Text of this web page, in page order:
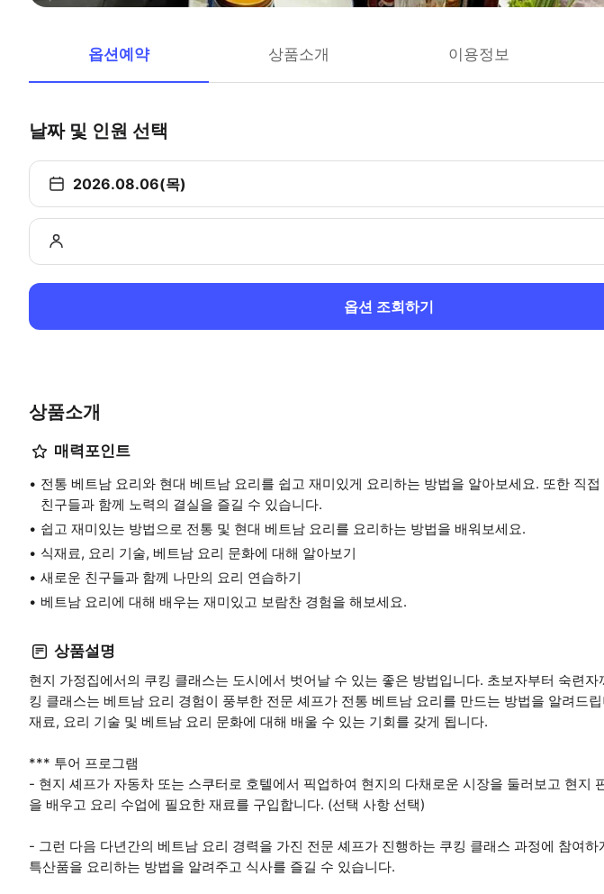
옵션예약 상품소개 이용정보
날짜 및 인원 선택
2026.08.06(목)
옵션 조회하기
상품소개
매력포인트
전통 베트남 요리와 현대 베트남 요리를 쉽고 재미있게 요리하는 방법을 알아보세요. 또한 직
친구들과 함께 노력의 결실을 즐길 수 있습니다.
쉽고 재미있는 방법으로 전통 및 현대 베트남 요리를 요리하는 방법을 배워보세요.
식재료, 요리 기술, 베트남 요리 문화에 대해 알아보기
새로운 친구들과 함께 나만의 요리 연습하기
베트남 요리에 대해 배우는 재미있고 보람찬 경험을 해보세요.
상품설명
현지 가정집에서의 쿠킹 클래스는 도시에서 벗어날 수 있는 좋은 방법입니다. 초보자부터 숙련
킹 클래스는 베트남 요리 경험이 풍부한 전문 셰프가 전통 베트남 요리를 만드는 방법을 알려드
재료, 요리 기술 및 베트남 요리 문화에 대해 배울 수 있는 기회를 갖게 됩니다.
*** 투어 프로그램
- 현지 셰프가 자동차 또는 스쿠터로 호텔에서 픽업하여 현지의 다채로운 시장을 둘러보고 현지
을 배우고 요리 수업에 필요한 재료를 구입합니다. (선택 사항 선택)
- 그런 다음 다년간의 베트남 요리 경력을 가진 전문 셰프가 진행하는 쿠킹 클래스 과정에 참여하
특산품을 요리하는 방법을 알려주고 식사를 즐길 수 있습니다.